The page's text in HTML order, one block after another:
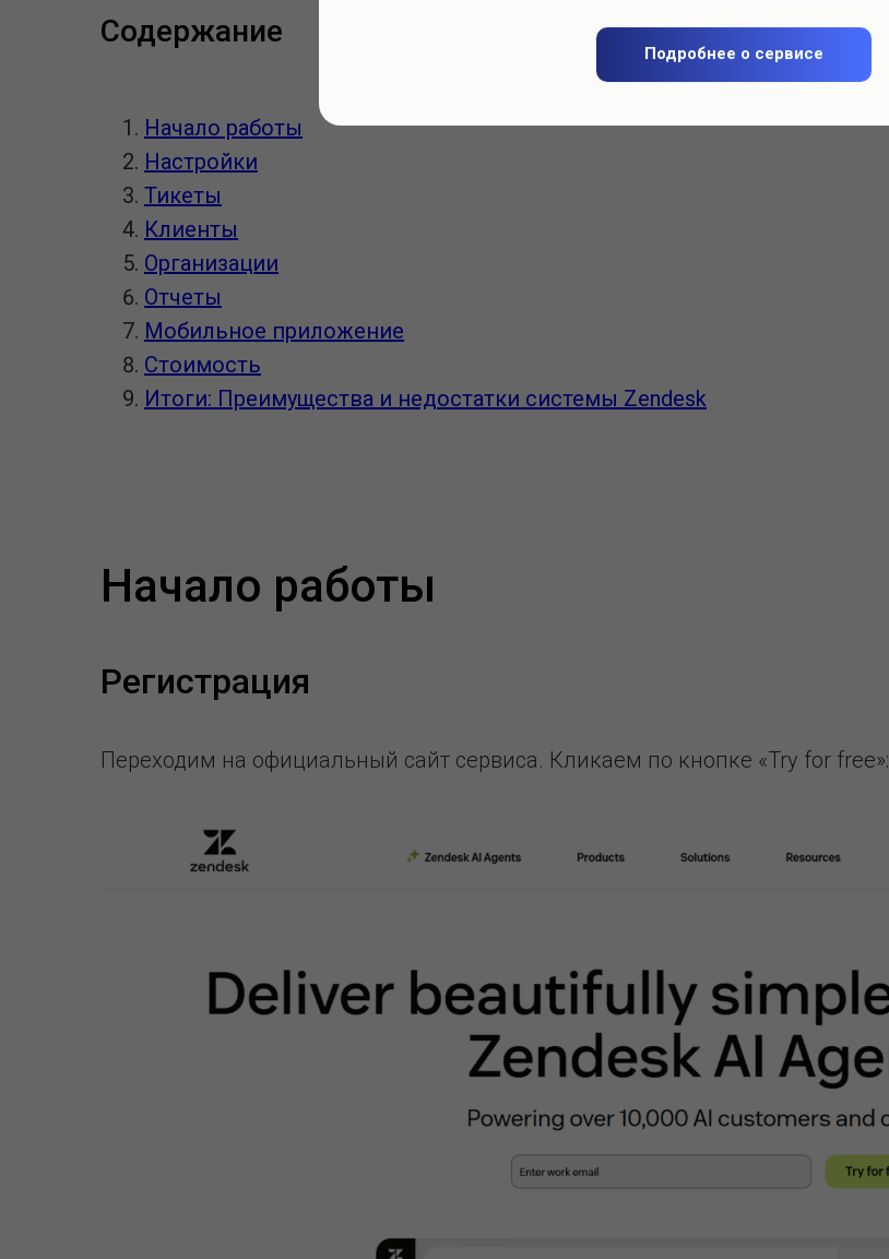
Подробнее о сервисе
Содержание
Начало работы
Настройки
Тикеты
Клиенты
Организации
Отчеты
Мобильное приложение
Стоимость
Итоги: Преимущества и недостатки системы Zendesk
Начало работы
Регистрация
Переходим на официальный сайт сервиса. Кликаем по кнопке «Try for free»: